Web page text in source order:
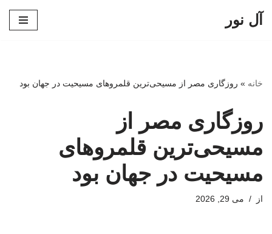
آل نور
خانه » روزگاری مصر از مسیحی‌ترین قلمروهای مسیحیت در جهان بود
روزگاری مصر از
مسیحی‌ترین قلمروهای
مسیحیت در جهان بود
از می 29, 2026